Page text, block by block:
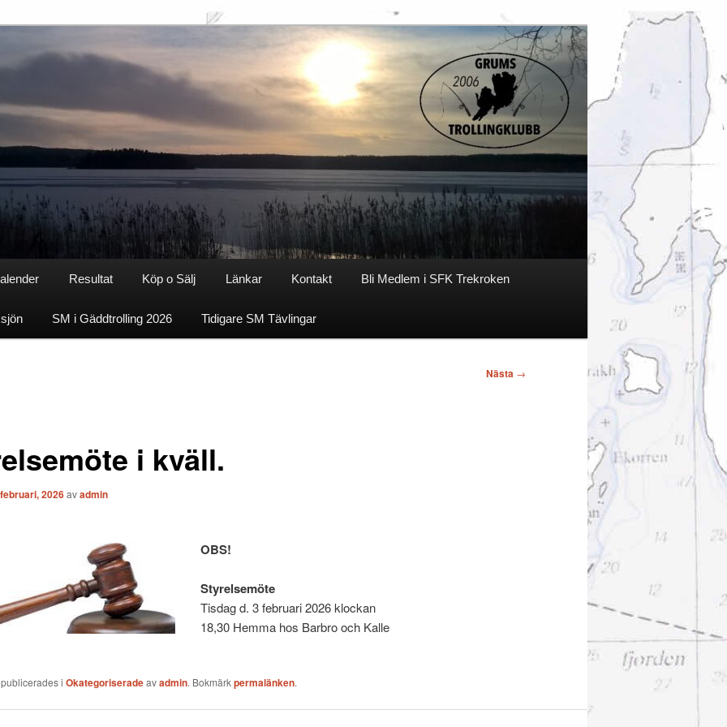
Resultat Köp o Sälj Länkar Kontakt Bli Medlem i SFK Trekroken
SM i Gäddtrolling 2026 Tidigare SM Tävlingar
Nästa →
i kväll.
2026avadmin
OBS!
Styrelsemöte
Tisdag d. 3 februari 2026 klockan
18,30 Hemma hos Barbro och Kalle
i Okategoriseradeavadmin. Bokmärkpermalänken.